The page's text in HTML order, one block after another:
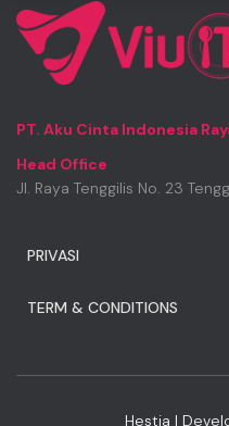
PT. Aku Cinta Indonesia
Head Office
Jl. Raya Tenggilis No. 23
PRIVASI
TERM & CONDITIONS
Hestia |